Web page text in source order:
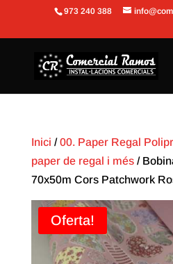
Obre la barra d'eines
973 240 388
Inici /00. Paper Regal
paper de regal i més/
70x50m Cors Patchwork
Oferta!